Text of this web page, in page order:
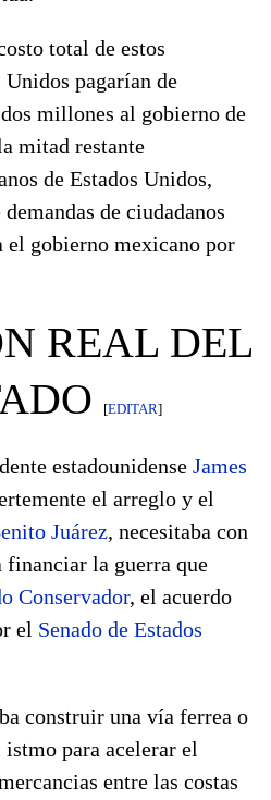
total de estos
pagarían de
millones al gobierno de
mitad restante
de Estados Unidos,
de ciudadanos
el gobierno mexicano por
REAL DEL
[EDITAR]
estadounidense James
el arreglo y el
Juárez, necesitaba con
financiar la guerra que
Conservador, el acuerdo
el Senado de Estados
construir una vía ferrea o
para acelerar el
entre las costas